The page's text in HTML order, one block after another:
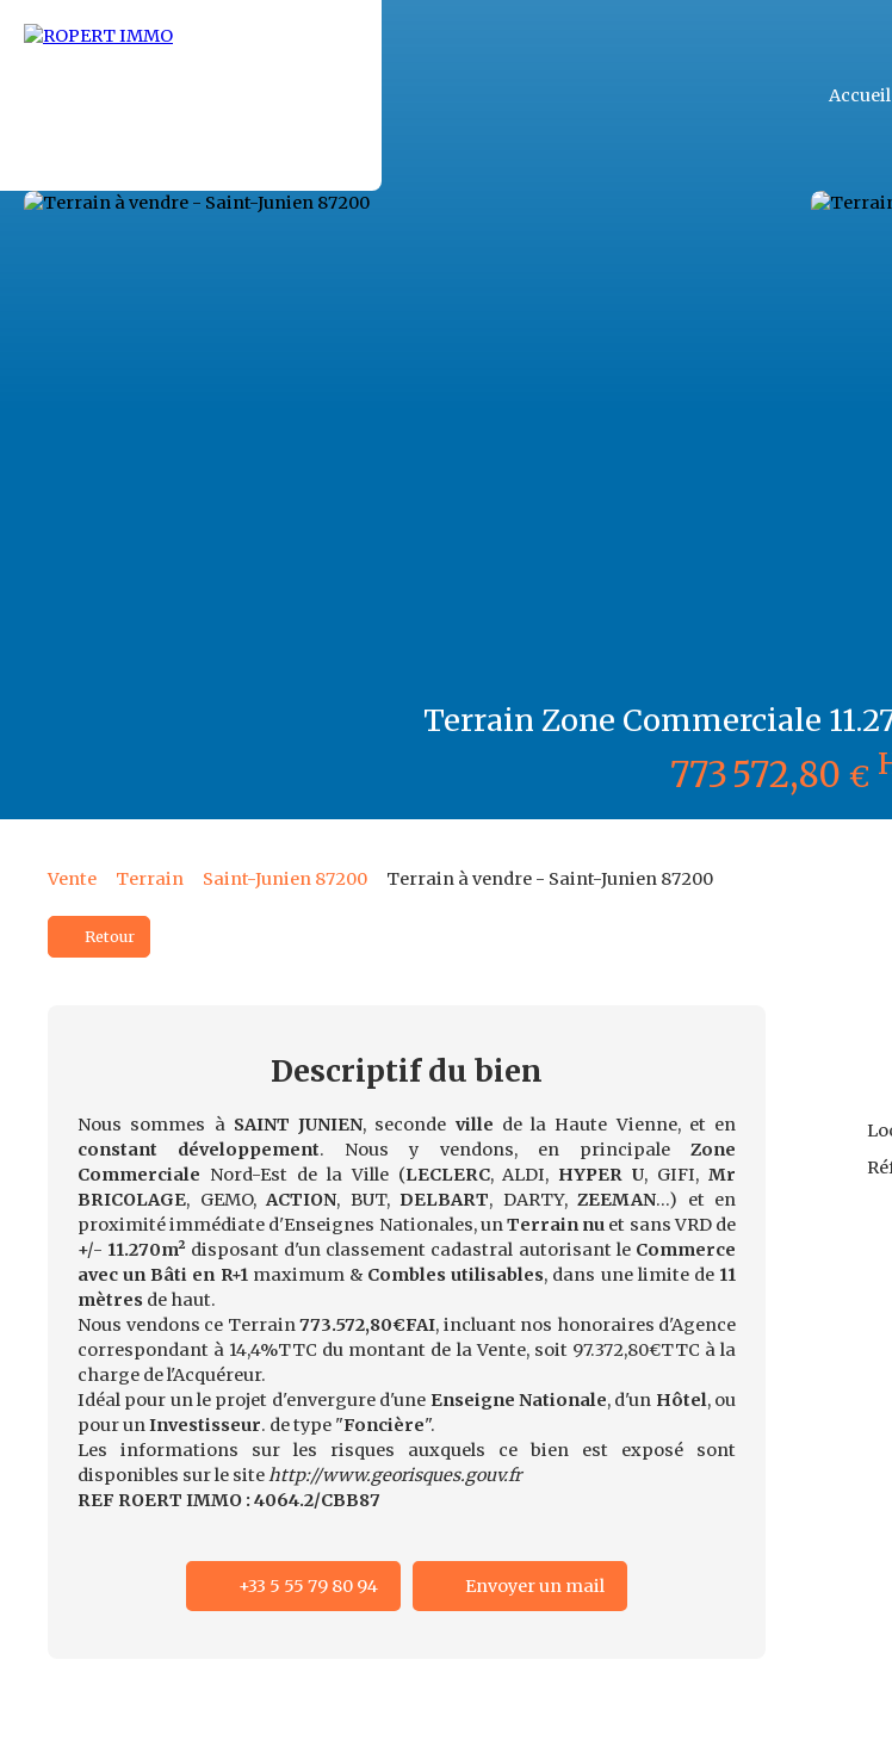
Accueil
Terrain Zone Commerciale
773 572,80 €
Vente Terrain Saint-Junien 87200 Terrain à vendre - Saint-Junien 87200
Retour
Descriptifdu bien
Nous sommes à SAINT JUNIEN, seconde ville de la Haute Vienne, et en
constant développement. Nous y vendons, en principaleZone
Commerciale Nord-Est de la Ville (LECLERC, ALDI, HYPER U, GIFI,Mr
BRICOLAGE, GEMO,ACTION, BUT,DELBART, DARTY, ZEEMAN...) et en
proximité immédiate d'Enseignes Nationales, unTerrain nu et sans VRD de
+/- 11.270m² disposant d'un classement cadastral autorisant le Commerce
avec un Bâti en R+1maximum & Combles utilisables, dans une limite de 11
mètres de haut.
Nous vendons ce Terrain773.572,80€FAI, incluant nos honoraires d'Agence
correspondant à 14,4%TTC du montant de la Vente, soit 97.372,80€TTC à la
charge de l'Acquéreur.
Idéal pour un le projet d'envergure d'une Enseigne Nationale, d'un Hôtel, ou
pour unInvestisseur. de type "Foncière".
Les informations sur les risques auxquels ce bien est exposé sont
disponibles sur le sitehttp://www.georisques.gouv.fr
REF ROERT IMMO : 4064.2/CBB87
+33 5 55 79 80 94 Envoyer un mail